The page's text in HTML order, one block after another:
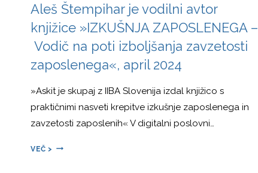
VSAKEGA
CEO,
AVGUST
2024
Aleš Štempihar je vodilni avtor
knjižice »IZKUŠNJA ZAPOSLENEGA –
Vodič na poti izboljšanja zavzetosti
zaposlenega«, april 2024
»Askit je skupaj z IIBA Slovenija izdal knjižico s
praktičnimi nasveti krepitve izkušnje zaposlenega in
zavzetosti zaposlenih« V digitalni poslovni…
VEČ > ALEŠ